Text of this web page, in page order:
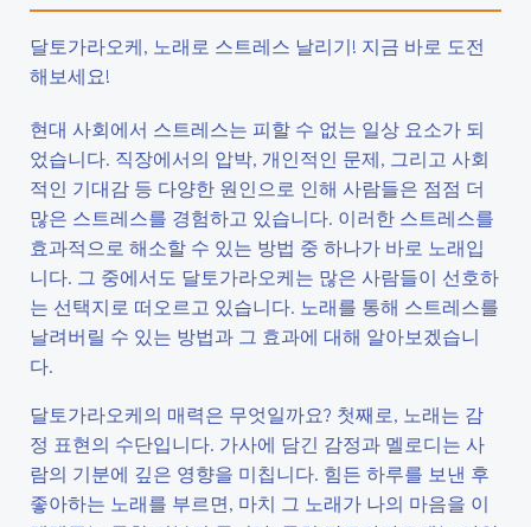
달토가라오케, 노래로 스트레스 날리기! 지금 바로 도전
해보세요!
현대 사회에서 스트레스는 피할 수 없는 일상 요소가 되
었습니다. 직장에서의 압박, 개인적인 문제, 그리고 사회
적인 기대감 등 다양한 원인으로 인해 사람들은 점점 더
많은 스트레스를 경험하고 있습니다. 이러한 스트레스를
효과적으로 해소할 수 있는 방법 중 하나가 바로 노래입
니다. 그 중에서도 달토가라오케는 많은 사람들이 선호하
는 선택지로 떠오르고 있습니다. 노래를 통해 스트레스를
날려버릴 수 있는 방법과 그 효과에 대해 알아보겠습니
다.
달토가라오케의 매력은 무엇일까요? 첫째로, 노래는 감
정 표현의 수단입니다. 가사에 담긴 감정과 멜로디는 사
람의 기분에 깊은 영향을 미칩니다. 힘든 하루를 보낸 후
좋아하는 노래를 부르면, 마치 그 노래가 나의 마음을 이